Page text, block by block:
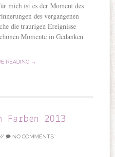
mich ist es der Moment des
des vergangenen
die traurigen Ereignisse
Momente in Gedanken
READING →
Farben 2013
NO COMMENTS